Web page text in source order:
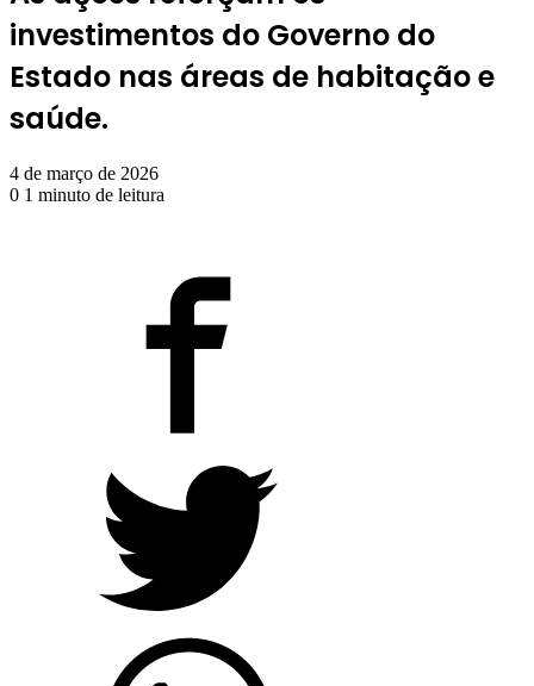
investimentos do Governo do
Estado nas áreas de habitação e
saúde.
4 de março de 2026
0 1 minuto de leitura